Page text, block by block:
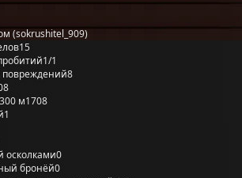
(sokrushitel_909)
15
1/1
повреждений8
м1708
1
осколками0
бронёй0